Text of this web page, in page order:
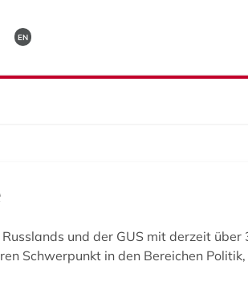
EN
und der GUS mit derzeit über
Schwerpunkt in den Bereichen